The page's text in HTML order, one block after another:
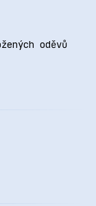
oděvů